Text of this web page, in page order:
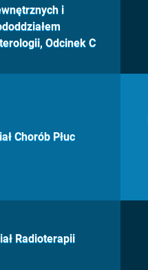
i
Odcinek C
Chorób Płuc
Radioterapii